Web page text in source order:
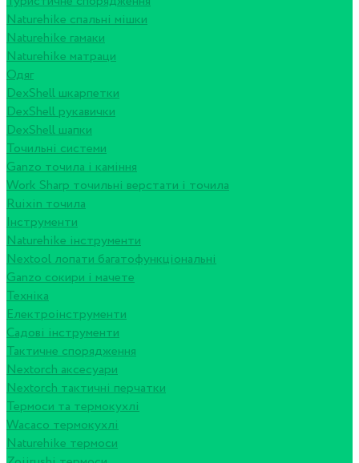
Naturehike спальні мішки
Naturehike гамаки
Naturehike матраци
Одяг
DexShell шкарпетки
DexShell рукавички
DexShell шапки
Точильні системи
Ganzo точила і каміння
Work Sharp точильні верстати і точила
Ruixin точила
Інструменти
Naturehike інструменти
Nextool лопати багатофункціональні
Ganzo сокири і мачете
Техніка
Електроінструменти
Садові інструменти
Тактичне спорядження
Nextorch аксесуари
Nextorch тактичні перчатки
Термоси та термокухлі
Wacaco термокухлі
Naturehike термоси